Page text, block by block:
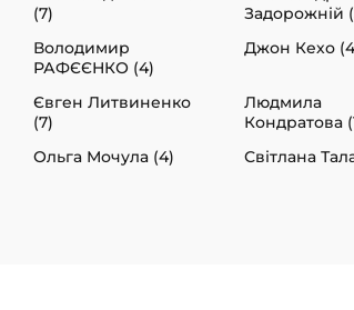
(7)
Задорожній
Володимир
РАФЄЄНКО (4)
Джон Кехо
Євген Литвиненко
(7)
Людмила
Кондратова
Ольга Мочула (4) Світлана